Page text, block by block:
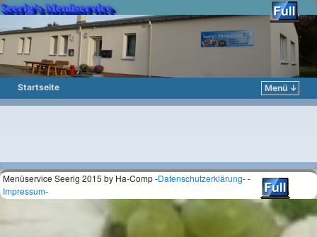
Seerig’s Menüservice
Startseite
Menü ↓
Zum Inhalt wechseln
Zum sekundären Inhalt wechseln
Menüservice Seerig 2015 by Ha-Comp -Datenschutzerklärung- -
Impressum-